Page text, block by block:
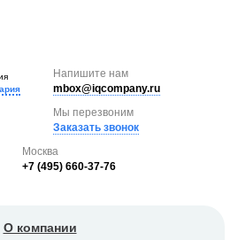
Напишите нам
mbox@iqcompany.ru
Мы перезвоним
Заказать звонок
Москва
+7 (495) 660-37-76
О компании